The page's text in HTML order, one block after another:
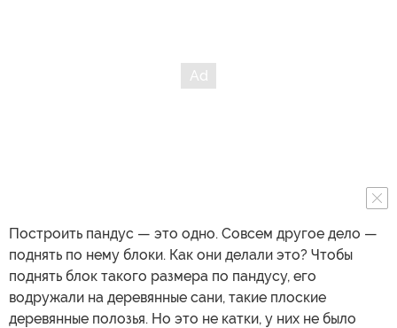
Построить пандус — это одно. Совсем другое дело —
поднять по нему блоки. Как они делали это? Чтобы
поднять блок такого размера по пандусу, его
водружали на деревянные сани, такие плоские
деревянные полозья. Но это не катки, у них не было